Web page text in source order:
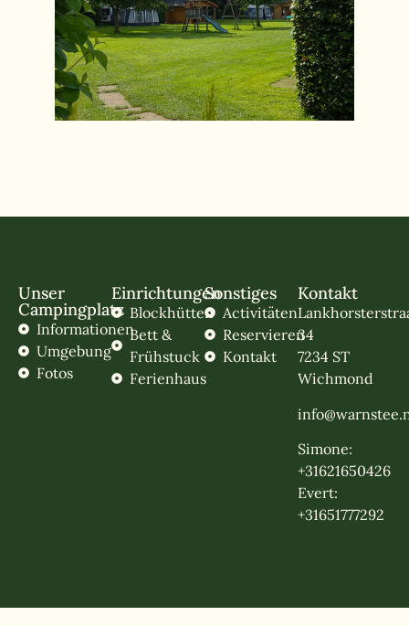
Unser
Campingplatz
Informationen
Umgebung
Fotos
Einrichtungen
Blockhütten
Bett &
Frühstuck
Ferienhaus
Sonstiges
Activitäten
Reservieren
Kontakt
Kontakt
34
7234 ST
Wichmond
Simone:
+31621650426
Evert:
+31651777292